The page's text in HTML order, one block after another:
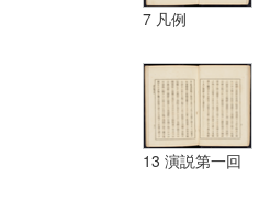
7 凡例
13 演説第一回